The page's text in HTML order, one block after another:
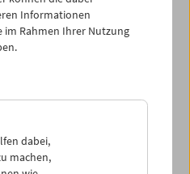
Informationen
im Rahmen Ihrer Nutzung
dabei,
machen,